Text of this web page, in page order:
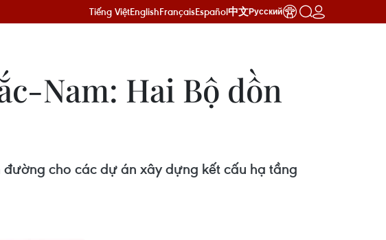
Tiếng ViệtEnglishFrançaisEspañol中文Русский
Nam: Hai Bộ dồn
cho các dự án xây dựng kết cấu hạ tầng